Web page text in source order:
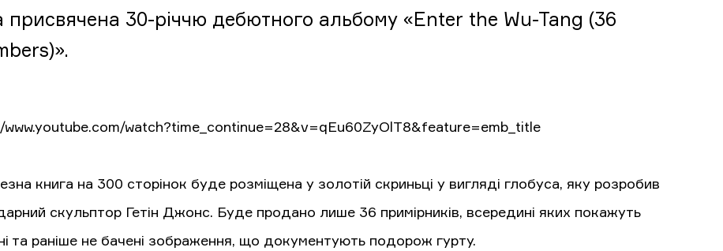
присвячена 30-річчю дебютного альбому «Enter the Wu-Tang (36
www.youtube.com/watch?time_continue=28&v=qEu60ZyOlT8&feature=emb_title
книга на 300 сторінок буде розміщена у золотій скриньці у вигляді глобуса, яку розробив
скульптор Гетін Джонс. Буде продано лише 36 примірників, всередині яких покажуть
та раніше не бачені зображення, що документують подорож гурту.